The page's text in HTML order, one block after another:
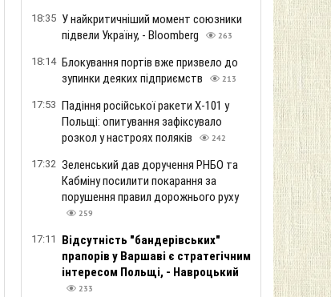
18:35 У найкритичніший момент союзники
підвели Україну, - Bloomberg
263
18:14 Блокування портів вже призвело до
зупинки деяких підприємств
213
17:53 Падіння російської ракети Х-101 у
Польщі: опитування зафіксувало
розкол у настроях поляків
242
17:32 Зеленський дав доручення РНБО та
Кабміну посилити покарання за
порушення правил дорожнього руху
259
17:11
Відсутність "бандерівських"
прапорів у Варшаві є стратегічним
інтересом Польщі, - Навроцький
233